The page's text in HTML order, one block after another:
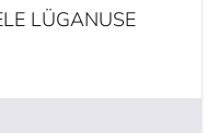
LÜGANUSE